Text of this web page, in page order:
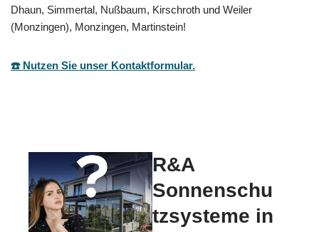
Dhaun, Simmertal, Nußbaum, Kirschroth und Weiler
(Monzingen), Monzingen, Martinstein!
☎️ Nutzen Sie unser Kontaktformular.
R&A
Sonnenschu
tzsysteme in